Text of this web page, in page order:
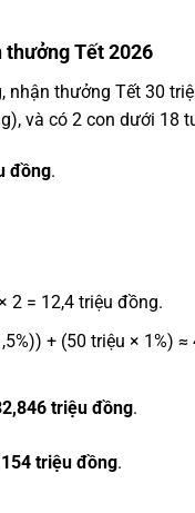
thưởng Tết 2026
thưởng Tết 30
và có 2 con dưới
đồng.
2 = 12,4 triệu đồng.
+ (50 triệu × 1%)
triệu đồng.
triệu đồng.